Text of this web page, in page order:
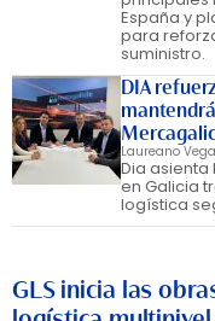
España y
para
suministro.
DIA
Laureano
Dia
en Galicia
logística
GLS inicia las